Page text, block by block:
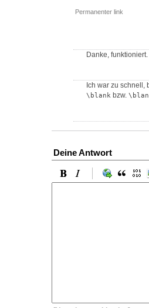
Permanenter link
Danke, funktioniert.
Ich war zu
\blank bzw.
Deine Antwort